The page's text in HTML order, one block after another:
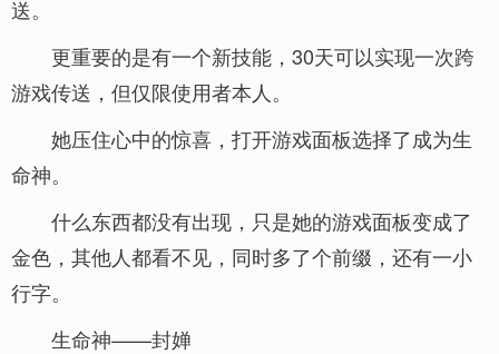
送。
更重要的是有一个新技能，30天可以实现一次跨
游戏传送，但仅限使用者本人。
她压住心中的惊喜，打开游戏面板选择了成为生
命神。
什么东西都没有出现，只是她的游戏面板变成了
金色，其他人都看不见，同时多了个前缀，还有一小
行字。
生命神——封婵